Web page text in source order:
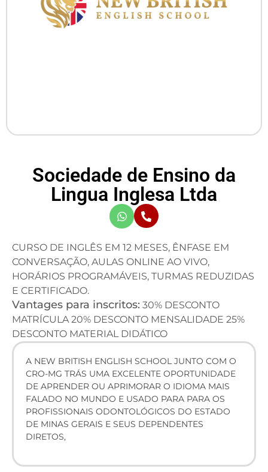
Sociedade de Ensino da
Lingua Inglesa Ltda
CURSO DE INGLÊS EM 12 MESES, ÊNFASE EM
CONVERSAÇÃO, AULAS ONLINE AO VIVO,
HORÁRIOS PROGRAMÁVEIS, TURMAS REDUZIDAS
E CERTIFICADO.
Vantages para inscritos: 30% DESCONTO
MATRÍCULA 20% DESCONTO MENSALIDADE 25%
DESCONTO MATERIAL DIDÁTICO
A NEW BRITISH ENGLISH SCHOOL JUNTO COM O
CRO-MG TRÁS UMA EXCELENTE OPORTUNIDADE
DE APRENDER OU APRIMORAR O IDIOMA MAIS
FALADO NO MUNDO E USADO PARA PARA OS
PROFISSIONAIS ODONTOLÓGICOS DO ESTADO
DE MINAS GERAIS E SEUS DEPENDENTES
DIRETOS,